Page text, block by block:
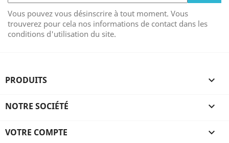
Vous pouvez vous désinscrire à tout moment. Vous
trouverez pour cela nos informations de contact dans les
conditions d'utilisation du site.
PRODUITS 
NOTRE SOCIÉTÉ 
VOTRE COMPTE 